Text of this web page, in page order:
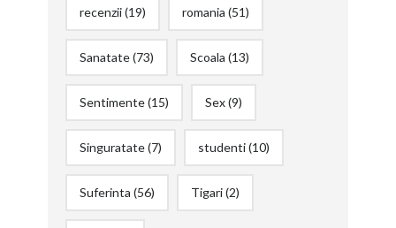
recenzii(19) romania (51)
Sanatate(73) Scoala (13)
Sentimente(15) Sex(9)
Singuratate(7) studenti(10)
Suferinta (56) Tigari(2)